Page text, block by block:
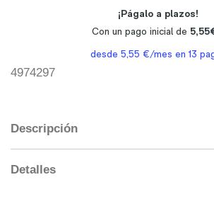
4974297
Descripción
Detalles